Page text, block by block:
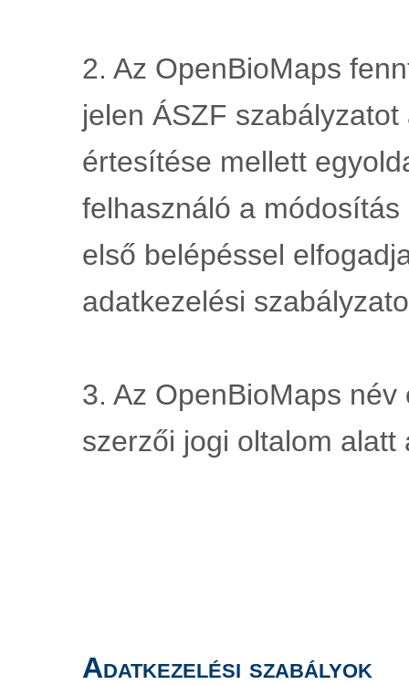
2. Az OpenBioMaps
jelen ÁSZF
értesítése mellett
felhasználó a
első belépéssel
adatkezelési
3. Az OpenBioMaps
szerzői jogi oltalom alatt
Adatkezelési szabályok